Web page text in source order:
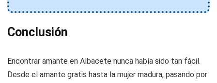
Conclusión
Encontrar amante en Albacete nunca había sido tan fácil.
Desde el amante gratis hasta la mujer madura, pasando por